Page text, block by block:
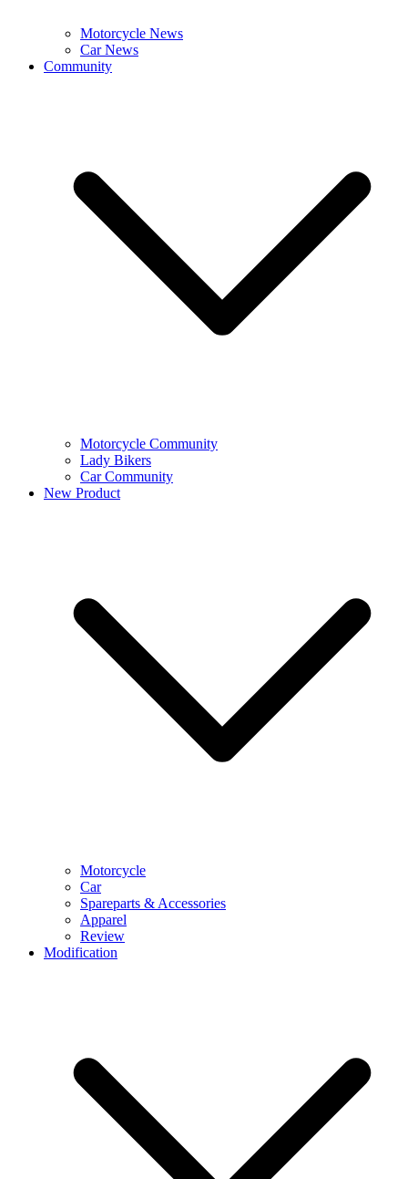
Motorcycle News
Car News
Community
Motorcycle Community
Lady Bikers
Car Community
New Product
Motorcycle
Car
Spareparts & Accessories
Apparel
Review
Modification